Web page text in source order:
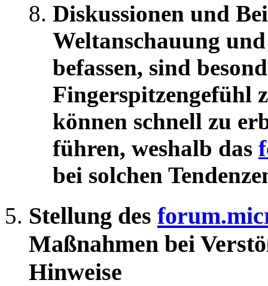
Diskussionen und
Weltanschauung
befassen, sind
Fingerspitzengefühl
können schnell zu
führen, weshalb das
bei solchen
Stellung des
Maßnahmen bei
Hinweise